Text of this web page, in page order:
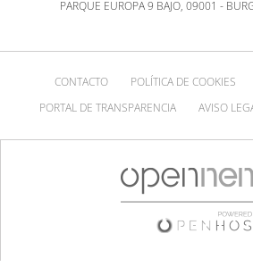
PARQUE EUROPA 9 BAJO, 09001 -
CONTACTO POLÍTICA DE COOKIES
PORTAL DE TRANSPARENCIA
AVISO